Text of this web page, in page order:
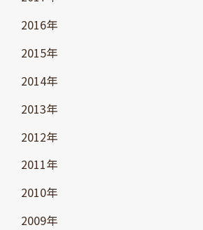
2016年
2015年
2014年
2013年
2012年
2011年
2010年
2009年